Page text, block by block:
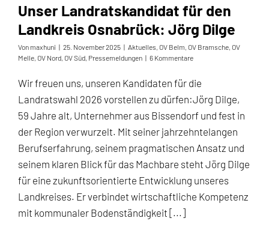
Unser Landratskandidat für den
Landkreis Osnabrück: Jörg Dilge
Von maxhuni | 25. November 2025 | Aktuelles, OV Belm, OV Bramsche, OV
Melle, OV Nord, OV Süd, Pressemeldungen | 6 Kommentare
Wir freuen uns, unseren Kandidaten für die
Landratswahl 2026 vorstellen zu dürfen:Jörg Dilge,
59 Jahre alt, Unternehmer aus Bissendorf und fest in
der Region verwurzelt. Mit seiner jahrzehntelangen
Berufserfahrung, seinem pragmatischen Ansatz und
seinem klaren Blick für das Machbare steht Jörg Dilge
für eine zukunftsorientierte Entwicklung unseres
Landkreises. Er verbindet wirtschaftliche Kompetenz
mit kommunaler Bodenständigkeit [...]